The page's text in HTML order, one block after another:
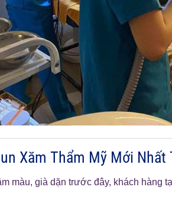
Xăm Thẩm Mỹ Mới Nhất
màu, già dặn trước đây, khách hàng